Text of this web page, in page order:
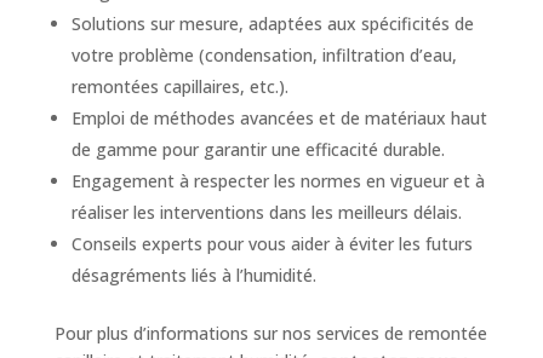
Solutions sur mesure, adaptées aux spécificités de
votre problème (condensation, infiltration d’eau,
remontées capillaires, etc.).
Emploi de méthodes avancées et de matériaux haut
de gamme pour garantir une efficacité durable.
Engagement à respecter les normes en vigueur et à
réaliser les interventions dans les meilleurs délais.
Conseils experts pour vous aider à éviter les futurs
désagréments liés à l’humidité.
Pour plus d’informations sur nos services de remontée